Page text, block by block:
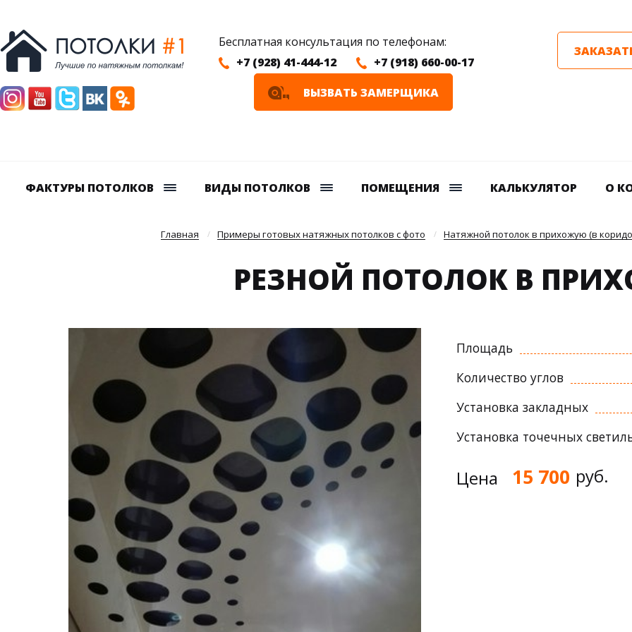
Бесплатная консультация по телефонам:
+7 (928) 41-444-12
+7 (918) 660-00-17
ВЫЗВАТЬ ЗАМЕРЩИКА
ФАКТУРЫ ПОТОЛКОВ ВИДЫ ПОТОЛКОВ ПОМЕЩЕНИЯ КАЛЬКУЛЯТОР О
Главная Примеры готовых натяжных потолков с фото Натяжной потолок в прихожую (в
РЕЗНОЙ ПОТОЛОК В
Площадь
Количество углов
Установка закладных
Установка точечных
Цена 15 700 руб.